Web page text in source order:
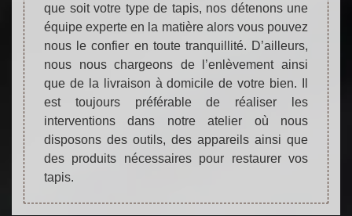
que soit votre type de tapis, nos détenons une
équipe experte en la matière alors vous pouvez
nous le confier en toute tranquillité. D’ailleurs,
nous nous chargeons de l’enlèvement ainsi
que de la livraison à domicile de votre bien. Il
est toujours préférable de réaliser les
interventions dans notre atelier où nous
disposons des outils, des appareils ainsi que
des produits nécessaires pour restaurer vos
tapis.